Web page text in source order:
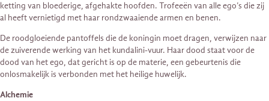
ketting van bloederige, afgehakte hoofden. Trofeeën van alle ego’s die zij
al heeft vernietigd met haar rondzwaaiende armen en benen.
De roodgloeiende pantoffels die de koningin moet dragen, verwijzen naar
de zuiverende werking van het kundalini-vuur. Haar dood staat voor de
dood van het ego, dat gericht is op de materie, een gebeurtenis die
onlosmakelijk is verbonden met het heilige huwelijk.
Alchemie